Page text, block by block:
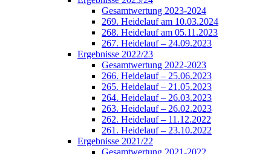
Gesamtwertung 2023-2024
269. Heidelauf am 10.03.2024
268. Heidelauf am 05.11.2023
267. Heidelauf – 24.09.2023
Ergebnisse 2022/23
Gesamtwertung 2022-2023
266. Heidelauf – 25.06.2023
265. Heidelauf – 21.05.2023
264. Heidelauf – 26.03.2023
263. Heidelauf – 26.02.2023
262. Heidelauf – 11.12.2022
261. Heidelauf – 23.10.2022
Ergebnisse 2021/22
Gesamtwertung 2021-2022